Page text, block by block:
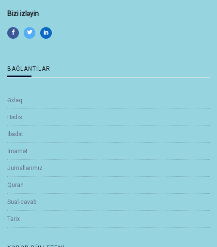
Bizi izləyin
BAĞLANTILAR
Əxlaq
Hədis
İbadət
İmamət
Jurnallarımız
Quran
Sual-cavab
Tarix